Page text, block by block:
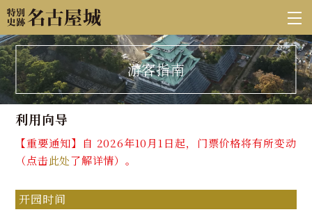
游客指南
利用向导
【重要通知】自 2026年10月1日起，门票价格将有所变动
（点击此处了解详情）。
开园时间